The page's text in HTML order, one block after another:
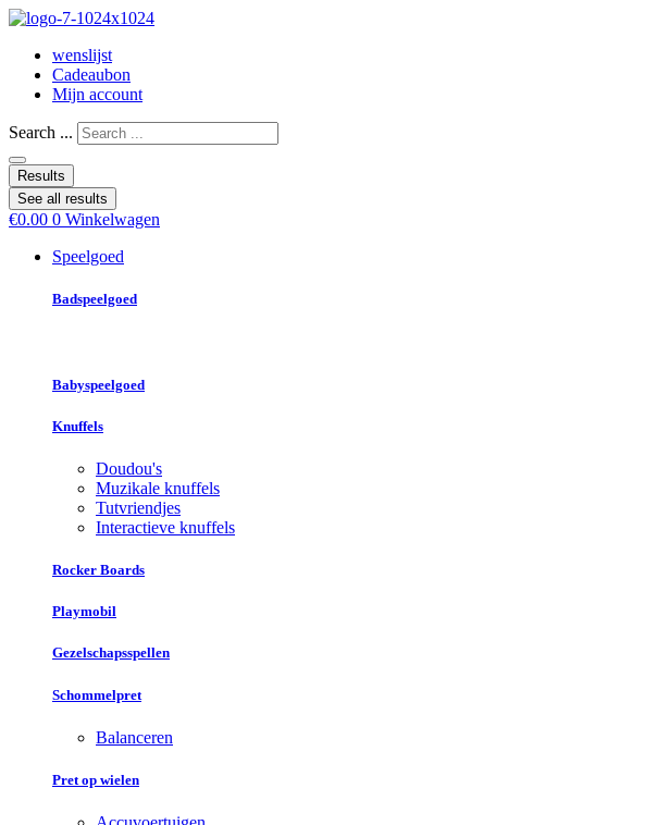
wenslijst
Cadeaubon
Mijn account
Search ...
Results
See all results
€0.00 0 Winkelwagen
Speelgoed
Badspeelgoed
Babyspeelgoed
Knuffels
Doudou's
Muzikale knuffels
Tutvriendjes
Interactieve knuffels
Rocker Boards
Playmobil
Gezelschapsspellen
Schommelpret
Balanceren
Pret op wielen